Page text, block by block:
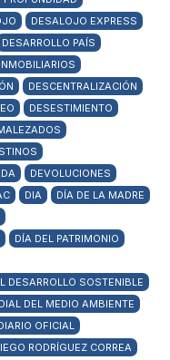
DESALOJO EXPRESS
DESARROLLO PAÍS
DESCENTRALIZACIÓN
DESESTIMIENTO
DEVOLUCIONES
DIA
DÍA DE LA MADRE
DÍA DEL PATRIMONIO
DESARROLLO SOSTENIBLE
DEL MEDIO AMBIENTE
OFICIAL
RODRÍGUEZ CORREA